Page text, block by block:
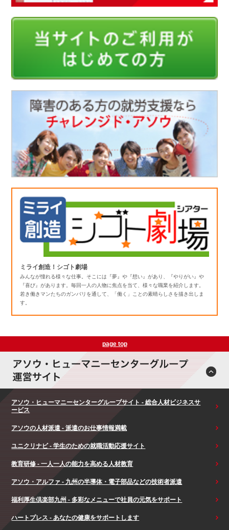
ミライ創造！シゴト劇場
みんなが憧れる様々な仕事。そこには『夢』や『想い』があり、『やりがい』や
『喜び』があります。毎回一人の人物に焦点を当て、様々な職業を紹介します。
若き働きマンたちのガンバリを通して、「働く」ことの素晴らしさを描き出しま
す。
page top
アソウ・ヒューマニーセンターグループサイト - 総合人材ビジネスサ
ービス
アソウの人材派遣 - 派遣のお仕事情報満載
ユニクリナビ - 学生のための就職活動応援サイト
教育研修 - 一人一人の能力を高める人材教育
アソウ・アルファ - 九州の半導体・電子部品などの技術者派遣
福利厚生倶楽部九州 - 多彩なメニューで社員の元気をサポート
ハートプレス - あなたの健康をサポートします